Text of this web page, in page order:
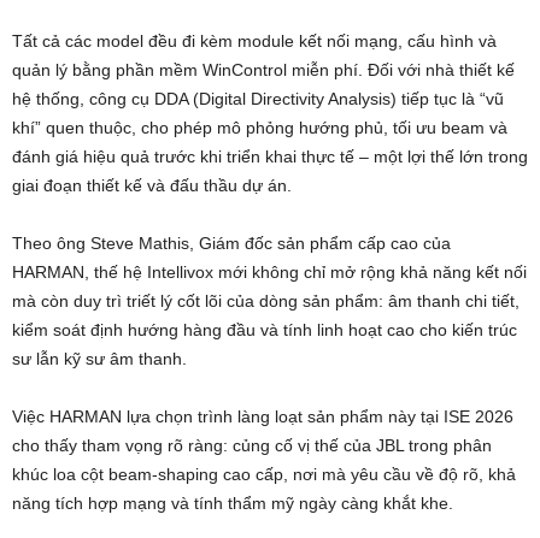
Tất cả các model đều đi kèm module kết nối mạng, cấu hình và
quản lý bằng phần mềm WinControl miễn phí. Đối với nhà thiết kế
hệ thống, công cụ DDA (Digital Directivity Analysis) tiếp tục là “vũ
khí” quen thuộc, cho phép mô phỏng hướng phủ, tối ưu beam và
đánh giá hiệu quả trước khi triển khai thực tế – một lợi thế lớn trong
giai đoạn thiết kế và đấu thầu dự án.
Theo ông Steve Mathis, Giám đốc sản phẩm cấp cao của
HARMAN, thế hệ Intellivox mới không chỉ mở rộng khả năng kết nối
mà còn duy trì triết lý cốt lõi của dòng sản phẩm: âm thanh chi tiết,
kiểm soát định hướng hàng đầu và tính linh hoạt cao cho kiến trúc
sư lẫn kỹ sư âm thanh.
Việc HARMAN lựa chọn trình làng loạt sản phẩm này tại ISE 2026
cho thấy tham vọng rõ ràng: củng cố vị thế của JBL trong phân
khúc loa cột beam-shaping cao cấp, nơi mà yêu cầu về độ rõ, khả
năng tích hợp mạng và tính thẩm mỹ ngày càng khắt khe.